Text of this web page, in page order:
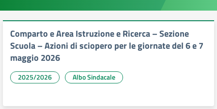
Comparto e Area Istruzione e Ricerca – Sezione
Scuola – Azioni di sciopero per le giornate del 6 e 7
maggio 2026
2025/2026 Albo Sindacale